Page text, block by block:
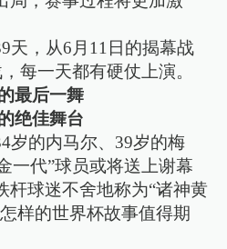
天，从6月11日的揭幕战
每一天都有硬仗上演。
最后一舞
绝佳舞台
岁的内马尔、39岁的梅
一代”球员或将送上谢幕
杆球迷不舍地称为“诸神黄
样的世界杯故事值得期